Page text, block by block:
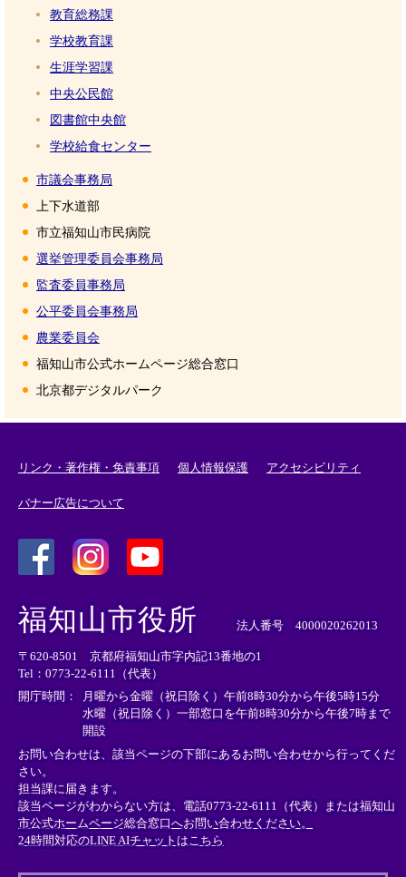
教育総務課
学校教育課
生涯学習課
中央公民館
図書館中央館
学校給食センター
市議会事務局
上下水道部
市立福知山市民病院
選挙管理委員会事務局
監査委員事務局
公平委員会事務局
農業委員会
福知山市公式ホームページ総合窓口
北京都デジタルパーク
リンク・著作権・免責事項 個人情報保護 アクセシビリティ
バナー広告について
外
部
リ
ン
ク
＞
外
リ
ン
ク
＞
外
部
ン
ク
＞
福知山市役所 法人番号 4000020262013
〒620-8501 京都府福知山市字内記13番地の1
Tel：0773-22-6111（代表）
開庁時間：
月曜から金曜（祝日除く）午前8時30分から午後5時15分
水曜（祝日除く）一部窓口を午前8時30分から午後7時まで
開設
お問い合わせは、該当ページの下部にあるお問い合わせから行ってくだ
さい。
担当課に届きます。
該当ページがわからない方は、電話0773-22-6111（代表）または福知山
市公式ホームページ総合窓口へお問い合わせください。
24時間対応のLINE AIチャットはこちら
外